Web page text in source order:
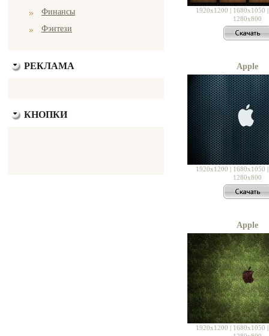
Финансы
Фэнтези
РЕКЛАМА
КНОПКИ
1920x1200 | 1680x1050
1280x800
Apple
1920x1200 | 1680x1050
1280x800
Apple
1920x1200 | 1680x1050